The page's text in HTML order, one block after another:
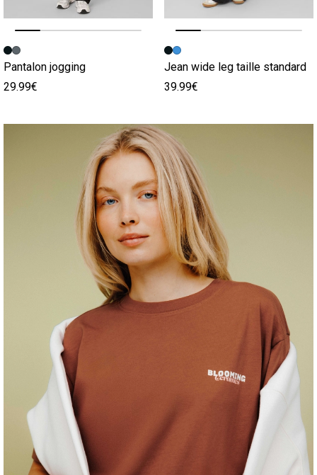
Image précédente
Image suivante
Pantalon jogging
29.99€
Image précédente
Image suivante
Jean wide leg taille standard
39.99€